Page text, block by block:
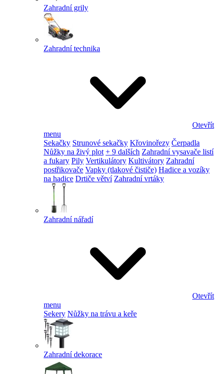
Zahradní grily
Zahradní technika
Otevřít
menu
Sekačky Strunové sekačky Křovinořezy Čerpadla
Nůžky na živý plot + 9 dalších Zahradní vysavače listí
a fukary Pily Vertikulátory Kultivátory Zahradní
postřikovače Vapky (tlakové čističe) Hadice a vozíky
na hadice Drtiče větví Zahradní vrtáky
Zahradní nářadí
Otevřít
menu
Sekery Nůžky na trávu a keře
Zahradní dekorace